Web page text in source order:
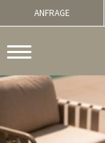
ANFRAGE